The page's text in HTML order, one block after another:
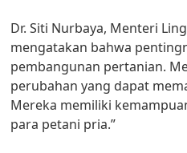
Dr. Siti Nurbaya, Menteri
mengatakan bahwa
pembangunan pertanian.
perubahan yang dapat
Mereka memiliki
para petani pria.”